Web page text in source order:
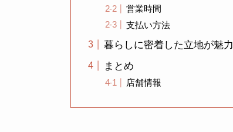
営業時間
支払い方法
暮らしに密着した立地が魅力
まとめ
店舗情報